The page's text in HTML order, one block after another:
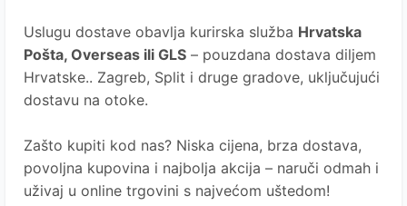
Uslugu dostave obavlja kurirska služba Hrvatska
Pošta, Overseas ili GLS – pouzdana dostava diljem
Hrvatske.. Zagreb, Split i druge gradove, uključujući
dostavu na otoke.
Zašto kupiti kod nas? Niska cijena, brza dostava,
povoljna kupovina i najbolja akcija – naruči odmah i
uživaj u online trgovini s najvećom uštedom!